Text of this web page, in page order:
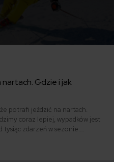
Gdzie i jak
potrafi jeździć na nartach.
coraz lepiej, wypadków jest
zdarzeń w sezonie.
jeszcze ważniejsza. Bez